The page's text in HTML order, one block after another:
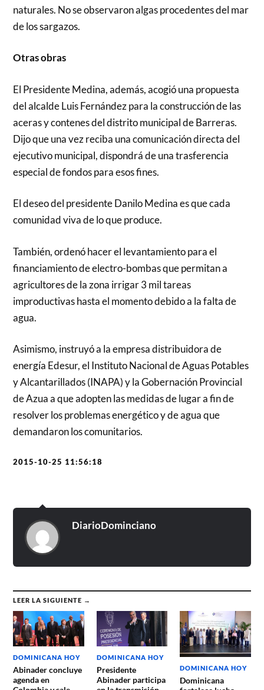
naturales. No se observaron algas procedentes del mar
de los sargazos.
Otras obras
El Presidente Medina, además, acogió una propuesta
del alcalde Luis Fernández para la construcción de las
aceras y contenes del distrito municipal de Barreras.
Dijo que una vez reciba una comunicación directa del
ejecutivo municipal, dispondrá de una trasferencia
especial de fondos para esos fines.
El deseo del presidente Danilo Medina es que cada
comunidad viva de lo que produce.
También, ordenó hacer el levantamiento para el
financiamiento de electro-bombas que permitan a
agricultores de la zona irrigar 3 mil tareas
improductivas hasta el momento debido a la falta de
agua.
Asimismo, instruyó a la empresa distribuidora de
energía Edesur, el Instituto Nacional de Aguas Potables
y Alcantarillados (INAPA) y la Gobernación Provincial
de Azua a que adopten las medidas de lugar a fin de
resolver los problemas energético y de agua que
demandaron los comunitarios.
2015-10-25 11:56:18
DiarioDominciano
LEER LA SIGUIENTE →
DOMINICANA HOY
Abinader concluye
agenda en
DOMINICANA HOY
Presidente
Abinader participa
DOMINICANA HOY
Dominicana